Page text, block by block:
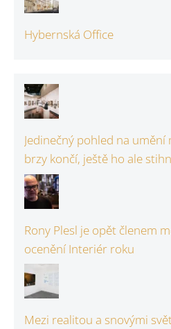
Hybernská Office
Jedinečný pohled na umění
brzy končí, ještě ho ale
Rony Plesl je opět členem
ocenění Interiér roku
Mezi realitou a snovými